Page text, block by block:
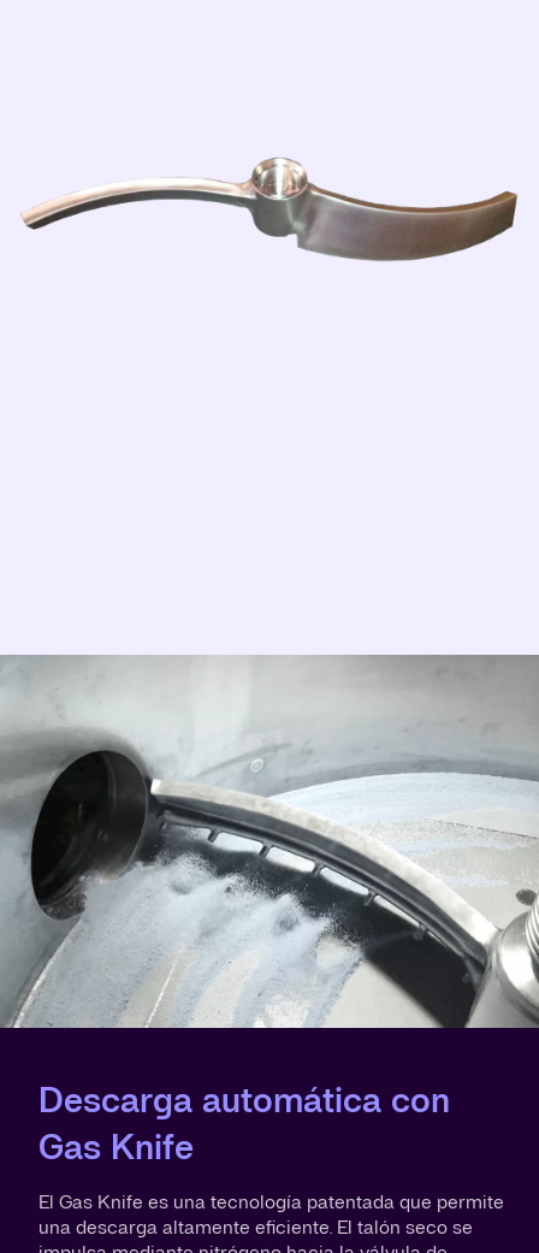
Descarga automática con
Gas Knife
El Gas Knife es una tecnología patentada que permite
una descarga altamente eficiente. El talón seco se